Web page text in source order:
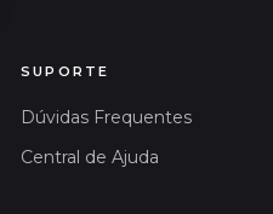
SUPORTE
Dúvidas Frequentes
Central de Ajuda